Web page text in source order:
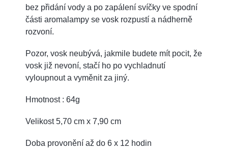
bez přidání vody a po zapálení svíčky ve spodní
části aromalampy se vosk rozpustí a nádherně
rozvoní.
Pozor, vosk neubývá, jakmile budete mít pocit, že
vosk již nevoní, stačí ho po vychladnutí
vyloupnout a vyměnit za jiný.
Hmotnost : 64g
Velikost 5,70 cm x 7,90 cm
Doba provonění až do 6 x 12 hodin